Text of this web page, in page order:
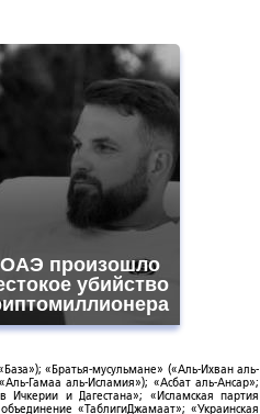
произошло
убийство
«Братья-мусульмане» («Аль-Ихван аль-
Гамаа аль-Исламия»); «Асбат аль-Ансар»;
Ичкерии и Дагестана»; «Исламская партия
«ТаблигиДжамаат»; «Украинская